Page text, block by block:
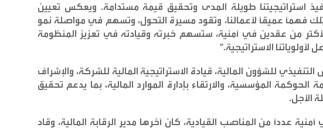
استراتيجيتنا طويلة المدى وتحقيق قيمة مستدامة. ويعكس تعيين
فهماً عميقاً لأعمالنا، وتقود مسيرة التحول، وتسهم في مواصلة نمو
من عقدين في أمنية، ستسهم خبرته وقيادته في تعزيز المنظومة
لأولوياتنا الاستراتيجية."
للشؤون المالية، قيادة الاستراتيجية المالية للشركة، والإشراف
الحوكمة المؤسسية، والارتقاء بإدارة الموارد المالية، بما يدعم تحقيق
الأجل.
عدداً من المناصب القيادية، كان آخرها مدير الرقابة المالية، وقاد